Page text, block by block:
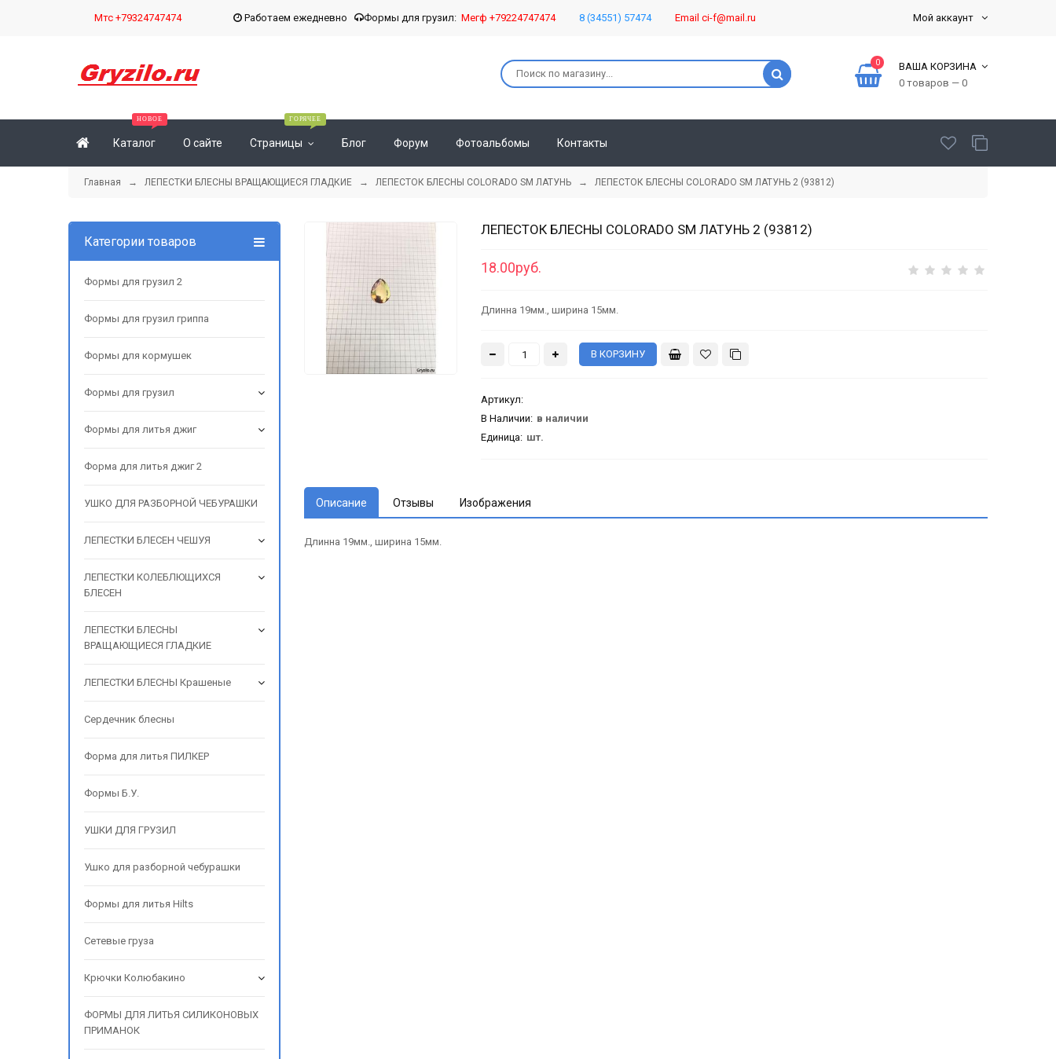
Мой аккаунт
Работаем ежедневно Формы для грузил:
Мтс +79324747474 Мегф +79224747474 8 (34551) 57474 Email ci-f@mail.ru
0
ВАША КОРЗИНА
0 товаров — 0
Каталог О сайте Страницы Блог Форум Фотоальбомы Контакты
Главная → ЛЕПЕСТКИ БЛЕСНЫ ВРАЩАЮЩИЕСЯ ГЛАДКИЕ → ЛЕПЕСТОК БЛЕСНЫ COLORADO SM ЛАТУНЬ → ЛЕПЕСТОК БЛЕСНЫ COLORADO SM ЛАТУНЬ 2 (93812)
ЛЕПЕСТОК БЛЕСНЫ COLORADO SM ЛАТУНЬ 2 (93812)
18.00руб.
Длинна 19мм., ширина 15мм.
Артикул:
В Наличии: в наличии
Единица: шт.
Описание Отзывы Изображения
Длинна 19мм., ширина 15мм.
Категории товаров
Формы для грузил 2
Формы для грузил гриппа
Формы для кормушек
Формы для грузил
Формы для литья джиг
Форма для литья джиг 2
УШКО ДЛЯ РАЗБОРНОЙ ЧЕБУРАШКИ
ЛЕПЕСТКИ БЛЕСЕН ЧЕШУЯ
ЛЕПЕСТКИ КОЛЕБЛЮЩИХСЯ
БЛЕСЕН
ЛЕПЕСТКИ БЛЕСНЫ
ВРАЩАЮЩИЕСЯ ГЛАДКИЕ
ЛЕПЕСТКИ БЛЕСНЫ Крашеные
Сердечник блесны
Форма для литья ПИЛКЕР
Формы Б.У.
УШКИ ДЛЯ ГРУЗИЛ
Ушко для разборной чебурашки
Формы для литья Hilts
Сетевые груза
Крючки Колюбакино
ФОРМЫ ДЛЯ ЛИТЬЯ СИЛИКОНОВЫХ
ПРИМАНОК